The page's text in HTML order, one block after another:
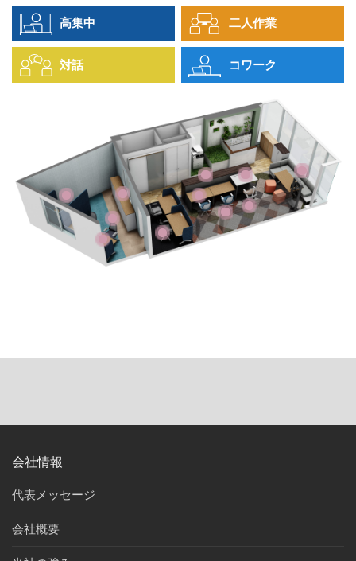
高集中 二人作業
対話 コワーク
会社情報
代表メッセージ
会社概要